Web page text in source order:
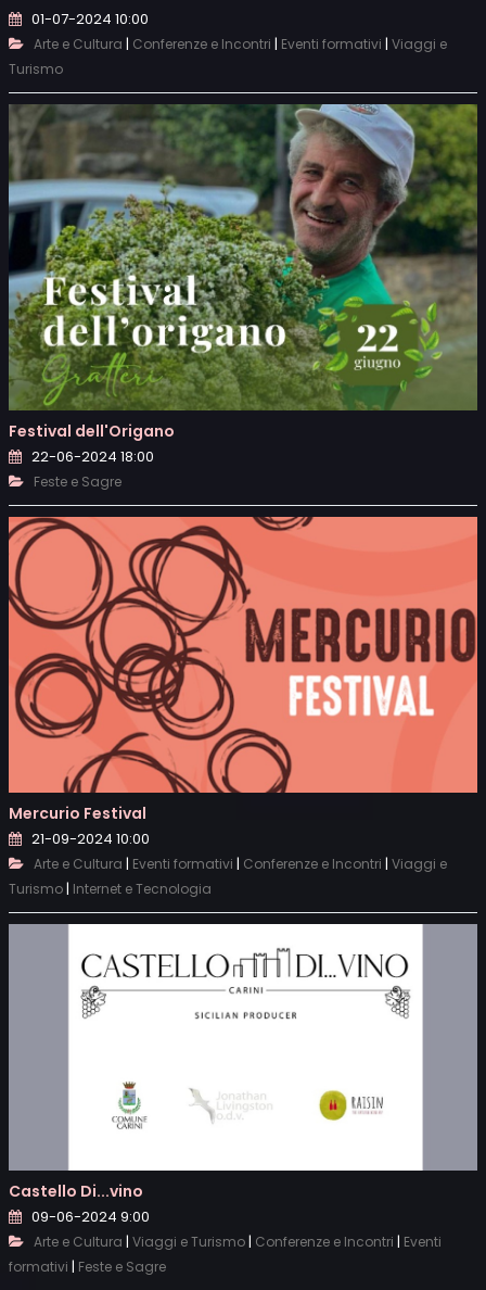
01-07-2024 10:00
Arte e Cultura | Conferenze e Incontri | Eventi formativi | Viaggi e
Turismo
Festival dell'Origano
22-06-2024 18:00
Feste e Sagre
Mercurio Festival
21-09-2024 10:00
Arte e Cultura | Eventi formativi | Conferenze e Incontri | Viaggi e
Turismo | Internet e Tecnologia
Castello Di...vino
09-06-2024 9:00
Arte e Cultura | Viaggi e Turismo| Conferenze e Incontri | Eventi
formativi | Feste e Sagre